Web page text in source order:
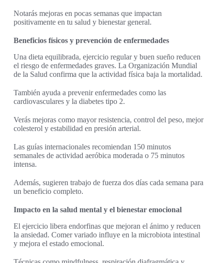
Notarás mejoras en pocas semanas que impactan
positivamente en tu salud y bienestar general.
Beneficios físicos y prevención de enfermedades
Una dieta equilibrada, ejercicio regular y buen sueño reducen
el riesgo de enfermedades graves. La Organización Mundial
de la Salud confirma que la actividad física baja la mortalidad.
También ayuda a prevenir enfermedades como las
cardiovasculares y la diabetes tipo 2.
Verás mejoras como mayor resistencia, control del peso, mejor
colesterol y estabilidad en presión arterial.
Las guías internacionales recomiendan 150 minutos
semanales de actividad aeróbica moderada o 75 minutos
intensa.
Además, sugieren trabajo de fuerza dos días cada semana para
un beneficio completo.
Impacto en la salud mental y el bienestar emocional
El ejercicio libera endorfinas que mejoran el ánimo y reducen
la ansiedad. Comer variado influye en la microbiota intestinal
y mejora el estado emocional.